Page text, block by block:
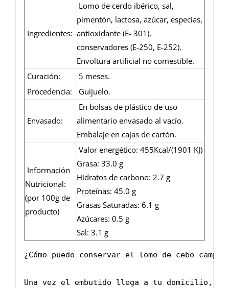
Ingredientes:
Lomo de cerdo ibérico, sal,
pimentón, lactosa, azúcar, especias,
antioxidante (E- 301),
conservadores (E-250, E-252).
Envoltura artificial no comestible.
Curación:
5 meses.
Procedencia:
Guijuelo.
Envasado:
En bolsas de plástico de uso
alimentario envasado al vacío.
Embalaje en cajas de cartón.
Información
Nutricional:
(por 100g de
producto)
Valor energético: 455Kcal/(1901 KJ)
Grasa: 33.0 g
Hidratos de carbono: 2.7 g
Proteínas: 45.0 g
Grasas Saturadas: 6.1 g
Azúcares: 0.5 g
Sal: 3.1 g
¿Cómo puedo conservar el lomo de cebo
Una vez el embutido llega a tu domicilio, te